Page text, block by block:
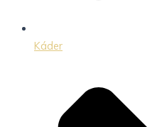
Káder